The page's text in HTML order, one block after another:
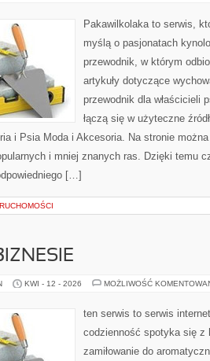
Pakawilkolaka to serwis,
myślą o pasjonatach
przewodnik, w którym
artykuły dotyczące
przewodnik dla właścicieli
łączą się w użyteczne
i Psia Moda i Akcesoria. Na stronie
i mniej znanych ras. Dzięki temu
[…]
KWI - 12 - 2026 MOŻLIWOŚĆ
ten serwis to serwis
codzienność spotyka się z
zamiłowanie do